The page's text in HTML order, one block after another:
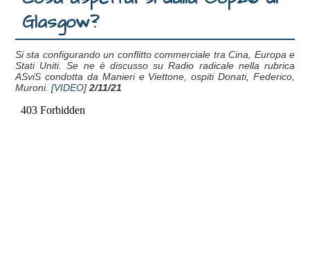
Glasgow?
Si sta configurando un conflitto commerciale tra Cina, Europa e
Stati Uniti. Se ne è discusso su Radio radicale nella rubrica
ASviS condotta da Manieri e Viettone, ospiti Donati, Federico,
Muroni. [VIDEO] 2/11/21